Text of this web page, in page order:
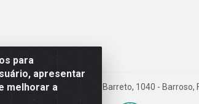
para
apresentar
melhorar a
LTDA - Rua Maximiano Barreto, 1040 -